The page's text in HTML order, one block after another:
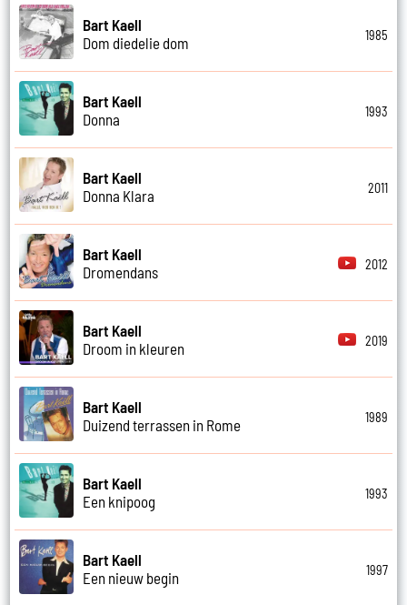
Bart Kaell
Dom diedelie dom
1985
Bart Kaell
Donna
1993
Bart Kaell
Donna Klara
2011
Bart Kaell
Dromendans
2012
Bart Kaell
Droom in kleuren
2019
Bart Kaell
Duizend terrassen in Rome
1989
Bart Kaell
Een knipoog
1993
Bart Kaell
Een nieuw begin
1997